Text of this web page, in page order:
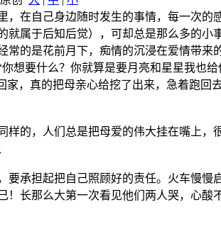
在自己身边随时发生的事情，每一次的
属于后知后觉），可却总是那么多的小
是花前月下，痴情的沉浸在爱情带来
想要什么？你就算是要月亮和星星我也
，真的把母亲心给挖了出来，急着跑回
，人们总是把母爱的伟大挂在嘴上，
承担起把自己照顾好的责任。火车慢慢
长那么大第一次看见他们两人哭，心